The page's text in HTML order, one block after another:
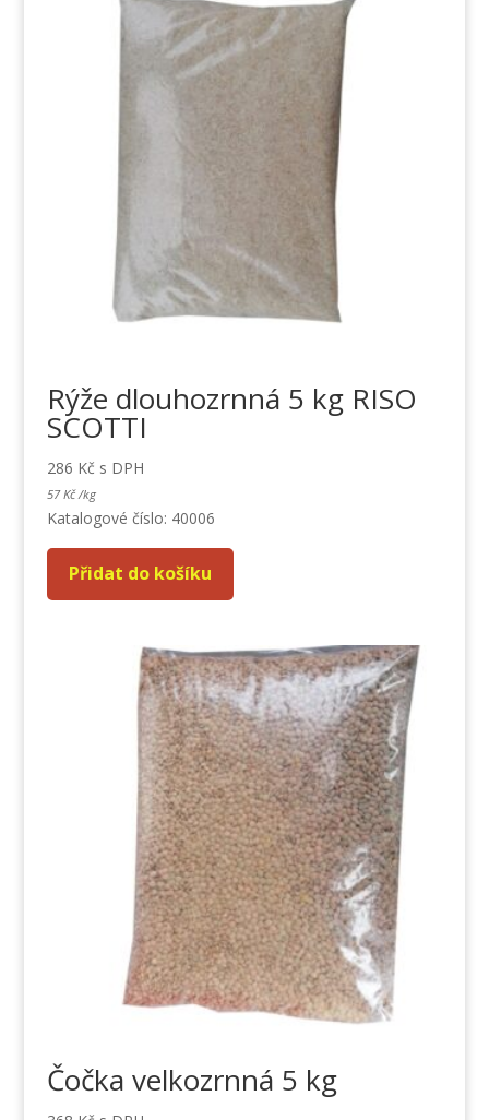
Rýže dlouhozrnná 5 kg RISO
SCOTTI
286 Kč s DPH
57Kč /kg
Katalogové číslo: 40006
Přidat do košíku
Čočka velkozrnná 5 kg